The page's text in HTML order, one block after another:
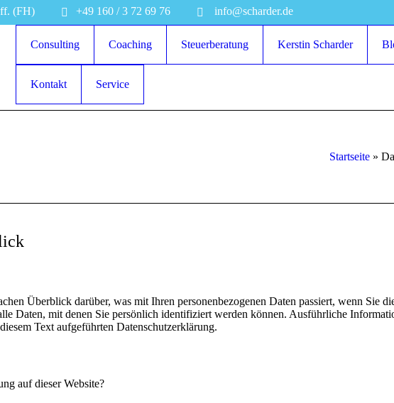
(FH) +49 160 / 3 72 69 76 info@scharder.de
Consulting Coaching Steuerberatung Kerstin Scharder
Kontakt Service
Startseite »
Überblick darüber, was mit Ihren personenbezogenen Daten passiert, wenn Sie
Daten, mit denen Sie persönlich identifiziert werden können. Ausführliche
Text aufgeführten Datenschutzerklärung.
auf dieser Website?